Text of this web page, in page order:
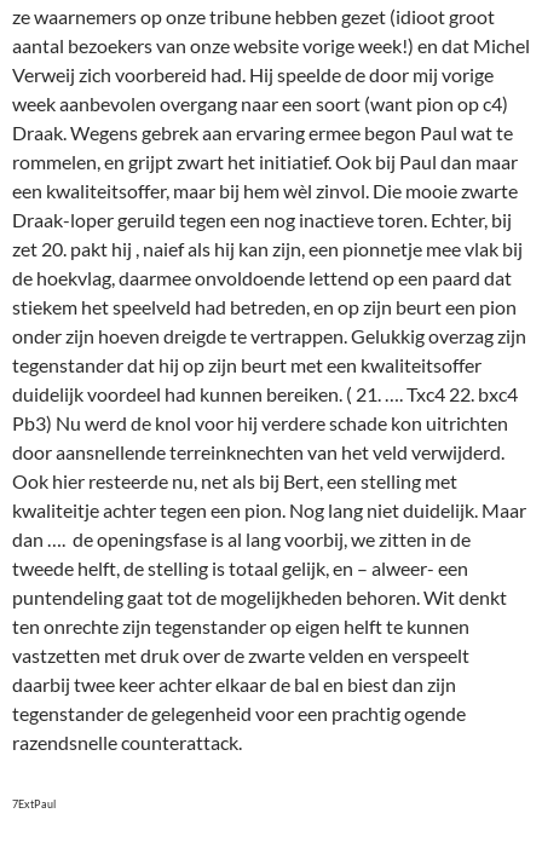
ze waarnemers op onze tribune hebben gezet (idioot groot
aantal bezoekers van onze website vorige week!) en dat Michel
Verweij zich voorbereid had. Hij speelde de door mij vorige
week aanbevolen overgang naar een soort (want pion op c4)
Draak. Wegens gebrek aan ervaring ermee begon Paul wat te
rommelen, en grijpt zwart het initiatief. Ook bij Paul dan maar
een kwaliteitsoffer, maar bij hem wèl zinvol. Die mooie zwarte
Draak-loper geruild tegen een nog inactieve toren. Echter, bij
zet 20. pakt hij , naief als hij kan zijn, een pionnetje mee vlak bij
de hoekvlag, daarmee onvoldoende lettend op een paard dat
stiekem het speelveld had betreden, en op zijn beurt een pion
onder zijn hoeven dreigde te vertrappen. Gelukkig overzag zijn
tegenstander dat hij op zijn beurt met een kwaliteitsoffer
duidelijk voordeel had kunnen bereiken. ( 21. …. Txc4 22. bxc4
Pb3) Nu werd de knol voor hij verdere schade kon uitrichten
door aansnellende terreinknechten van het veld verwijderd.
Ook hier resteerde nu, net als bij Bert, een stelling met
kwaliteitje achter tegen een pion. Nog lang niet duidelijk. Maar
dan …. de openingsfase is al lang voorbij, we zitten in de
tweede helft, de stelling is totaal gelijk, en – alweer- een
puntendeling gaat tot de mogelijkheden behoren. Wit denkt
ten onrechte zijn tegenstander op eigen helft te kunnen
vastzetten met druk over de zwarte velden en verspeelt
daarbij twee keer achter elkaar de bal en biest dan zijn
tegenstander de gelegenheid voor een prachtig ogende
razendsnelle counterattack.
7ExtPaul